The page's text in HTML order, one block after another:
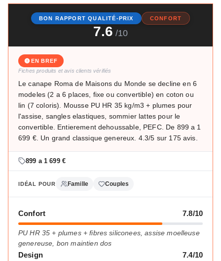
BON RAPPORT QUALITÉ-PRIX CONFORT
7.6 /10
EN BREF
Fiches produits et avis clients vérifiés
Le canape Roma de Maisons du Monde se decline en 6
modeles (2 a 6 places, fixe ou convertible) en coton ou
lin (7 coloris). Mousse PU HR 35 kg/m3 + plumes pour
l'assise, sangles elastiques, sommier lattes pour le
convertible. Entierement dehoussable, PEFC. De 899 a 1
699 €. Un grand classique genereux. 4.3/5 sur 175 avis.
899 a 1 699 €
IDÉAL POUR Famille Couples
Confort 7.8/10
PU HR 35 + plumes + fibres siliconees, assise moelleuse
genereuse, bon maintien dos
Design 7.4/10